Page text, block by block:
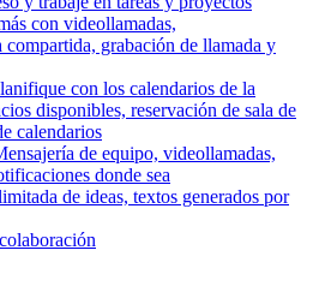
con videollamadas,
grabación de llamada y
con los calendarios de la
disponibles, reservación de sala de
calendarios
de equipo, videollamadas,
donde sea
de ideas, textos generados por